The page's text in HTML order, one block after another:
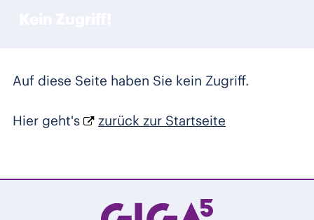
Auf diese Seite haben Sie kein Zugriff.
Hier geht's zurück zur Startseite